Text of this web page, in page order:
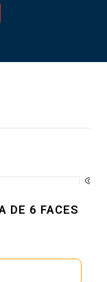
DE 6 FACES